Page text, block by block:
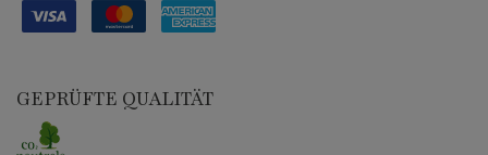
GEPRÜFTE QUALITÄT